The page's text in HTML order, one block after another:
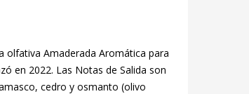
olfativa Amaderada Aromática para
en 2022. Las Notas de Salida son
cedro y osmanto (olivo